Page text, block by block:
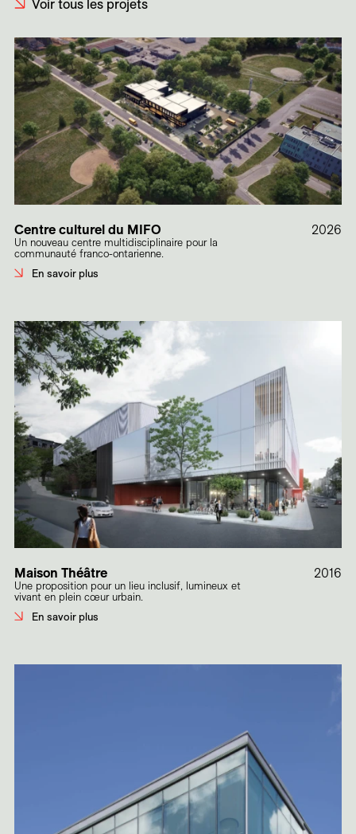
Voir tous les projets
Centre culturel du MIFO
Un nouveau centre multidisciplinaire pour la
communauté franco-ontarienne.
En savoir plus
2026
Maison Théâtre
Une proposition pour un lieu inclusif, lumineux et
vivant en plein cœur urbain.
En savoir plus
2016